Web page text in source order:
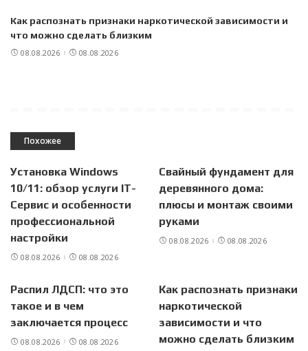
Как распознать признаки наркотической зависимости и
что можно сделать близким
08.08.2026 08.08.2026
Похожее
Установка Windows
10/11: обзор услуги IT-
Сервис и особенности
профессиональной
настройки
08.08.2026 08.08.2026
Свайный фундамент для
деревянного дома:
плюсы и монтаж своими
руками
08.08.2026 08.08.2026
Распил ЛДСП: что это
такое и в чем
заключается процесс
08.08.2026 08.08.2026
Как распознать признаки
наркотической
зависимости и что
можно сделать близким